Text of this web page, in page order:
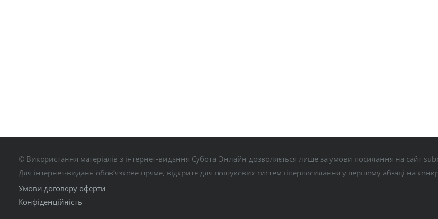
© Використання матеріалів з інтернет-видання Субота Онлайн дозволяється лише за умови посилання на сайт
Для інтернет-видань обов’язкове пряме, відкрите для пошукових систем гіперпосилання у першому абзаці на
Умови договору оферти
Конфіденційність